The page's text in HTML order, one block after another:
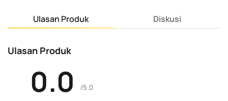
Ulasan Produk Diskusi
Ulasan Produk
0.0 /5.0